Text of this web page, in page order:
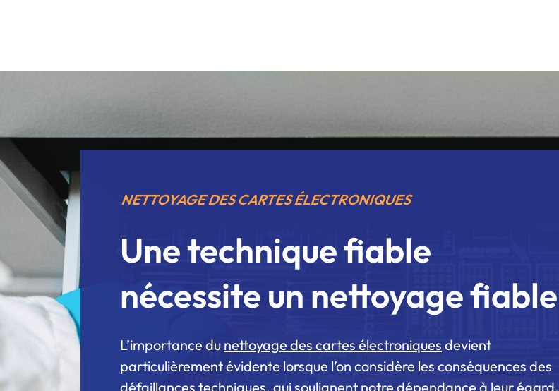
NETTOYAGE DES CARTES ÉLECTRONIQUES
Une technique fiable
nécessite un nettoyage fiable
L’importance du nettoyage des cartes électroniques devient
particulièrement évidente lorsque l’on considère les conséquences des
défaillances techniques, qui soulignent notre dépendance à leur égard.